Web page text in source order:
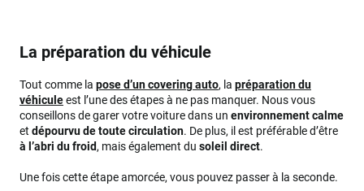
La préparation du véhicule
Tout comme la pose d’un covering auto, la préparation du
véhiculeest l’une des étapes à ne pas manquer. Nous vous
conseillons de garer votre voiture dans un environnement calme
et dépourvu de toute circulation. De plus, il est préférable d’être
à l’abri du froid, mais également du soleil direct.
Une fois cette étape amorcée, vous pouvez passer à la seconde.